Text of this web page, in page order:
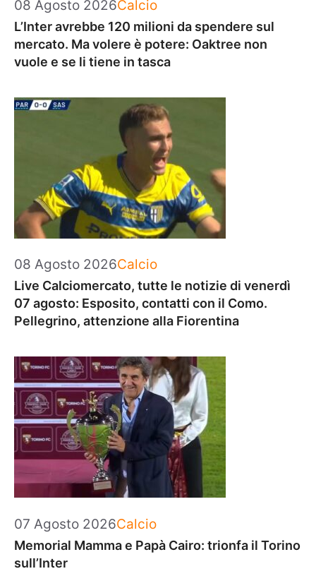
08 Agosto 2026Calcio
L’Inter avrebbe 120 milioni da spendere sul
mercato. Ma volere è potere: Oaktree non
vuole e se li tiene in tasca
08 Agosto 2026Categorie
Calcio
Live Calciomercato, tutte le notizie di venerdì
07 agosto: Esposito, contatti con il Como.
Pellegrino, attenzione alla Fiorentina
07 Agosto 2026Categorie
Calcio
Memorial Mamma e Papà Cairo: trionfa il Torino
sull’Inter